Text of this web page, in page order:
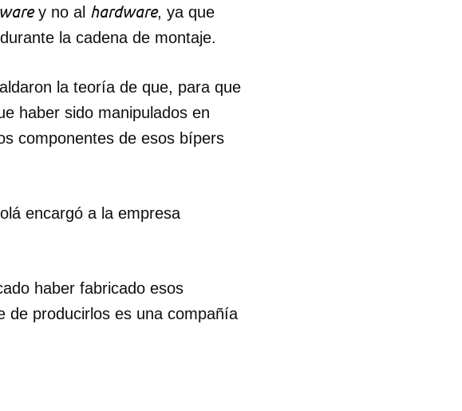
y no al hardware, ya que
la cadena de montaje.
la teoría de que, para que
haber sido manipulados en
componentes de esos bípers
encargó a la empresa
haber fabricado esos
de producirlos es una compañía